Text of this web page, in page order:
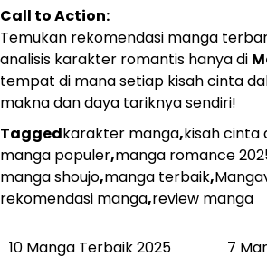
Call to Action:
Temukan rekomendasi manga
analisis karakter romantis hanya di
tempat di mana setiap kisah cinta
makna dan daya tariknya sendiri!
Taggedkarakter manga,kisah cinta
manga populer,manga romance
manga shoujo,manga terbaik,
rekomendasi manga,review manga
10 Manga Terbaik 2025
7